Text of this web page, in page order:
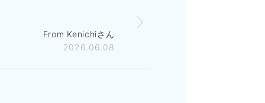
From Kenichiさん
2026.06.08